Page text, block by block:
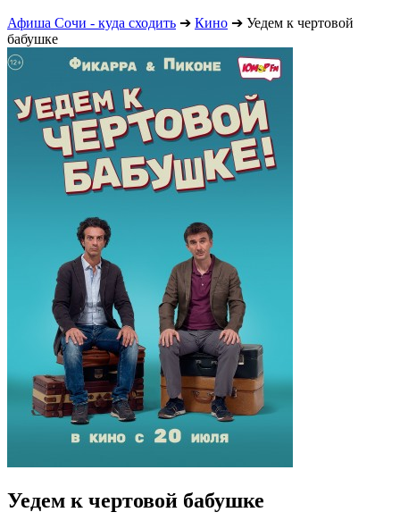
Афиша Сочи - куда сходить ➔ Кино ➔ Уедем к чертовой
бабушке
Уедем к чертовой бабушке